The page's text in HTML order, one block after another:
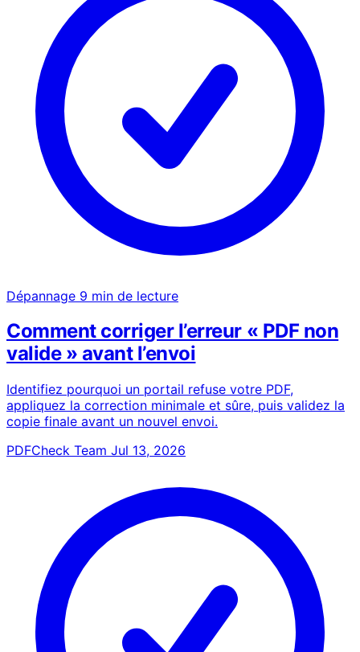
Dépannage 9 min de lecture
Comment corriger l’erreur « PDF non
valide » avant l’envoi
Identifiez pourquoi un portail refuse votre PDF,
appliquez la correction minimale et sûre, puis validez la
copie finale avant un nouvel envoi.
PDFCheck Team Jul 13, 2026